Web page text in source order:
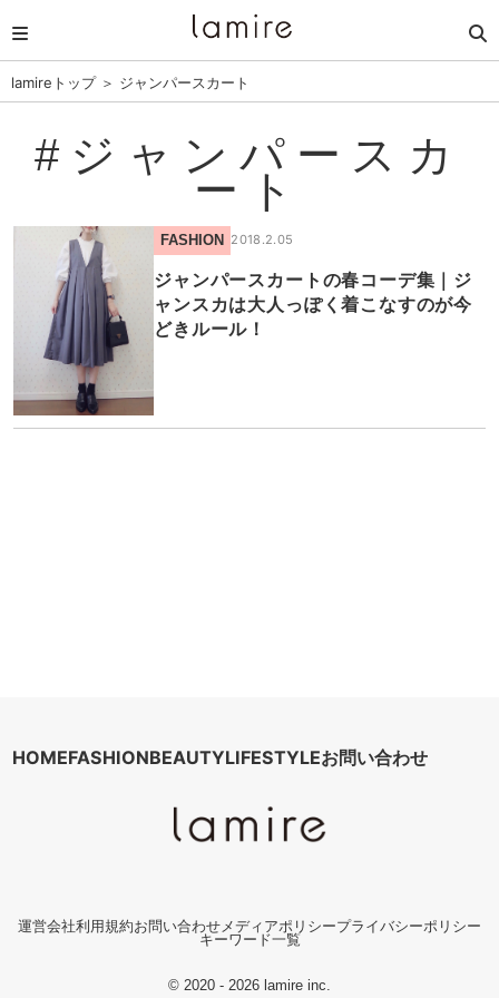
lamireトップ＞ ジャンパースカート
#ジャンパースカ
ート
FASHION 2018.2.05
ジャンパースカートの春コーデ集｜ジ
ャンスカは大人っぽく着こなすのが今
どきルール！
HOMEFASHIONBEAUTYLIFESTYLEお問い合わせ
運営会社利用規約お問い合わせメディアポリシープライバシーポリシー
キーワード一覧
© 2020 - 2026 lamire inc.